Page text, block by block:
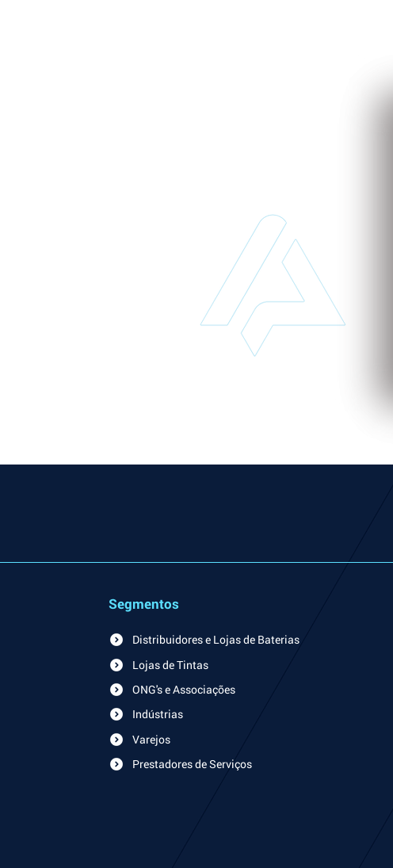
Segmentos
Distribuidores e Lojas de Baterias
Lojas de Tintas
ONG's e Associações
Indústrias
Varejos
Prestadores de Serviços